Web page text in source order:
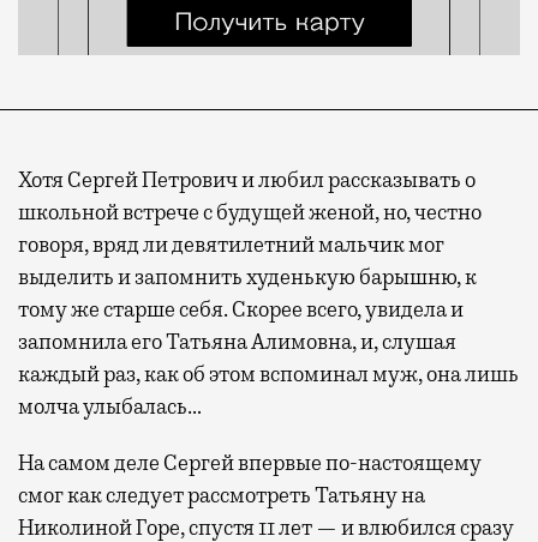
Хотя Сергей Петрович и любил рассказывать о
школьной встрече с будущей женой, но, честно
говоря, вряд ли девятилетний мальчик мог
выделить и запомнить худенькую барышню, к
тому же старше себя. Скорее всего, увидела и
запомнила его Татьяна Алимовна, и, слушая
каждый раз, как об этом вспоминал муж, она лишь
молча улыбалась…
На самом деле Сергей впервые по-настоящему
смог как следует рассмотреть Татьяну на
Николиной Горе, спустя 11 лет — и влюбился сразу